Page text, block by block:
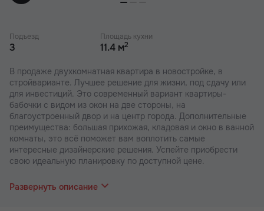
Подъезд
3
Площадь кухни
11.4 м2
В продаже двухкомнатная квартира в новостройке, в
стройварианте. Лучшее решение для жизни, под сдачу или
для инвестиций. Это современный вариант квартиры-
бабочки с видом из окон на две стороны, на
благоустроенный двор и на центр города. Дополнительные
преимущества: большая прихожая, кладовая и окно в ванной
комнаты, это всё поможет вам воплотить самые
интересные дизайнерские решения. Успейте приобрести
свою идеальную планировку по доступной цене.
отделе продаж вас проконсультируют по актуальным
предложениям.
Развернуть описание